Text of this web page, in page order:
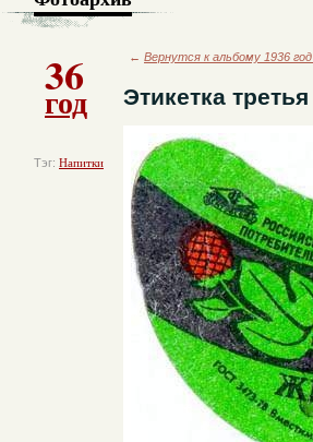
36
год
Тэг: Напитки
← Вернутся к альбому 1936 год
Этикетка третья